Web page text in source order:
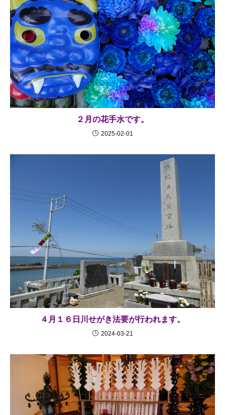
２月の花手水です。
2025-02-01
４月１６日川せがき法要が行われます。
2024-03-21